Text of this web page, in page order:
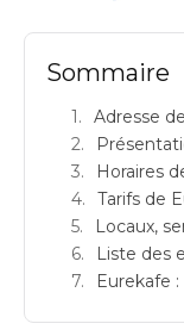
Sommaire
Adresse
Horaires
Tarifs de
Locaux,
Liste des
Eurekafe